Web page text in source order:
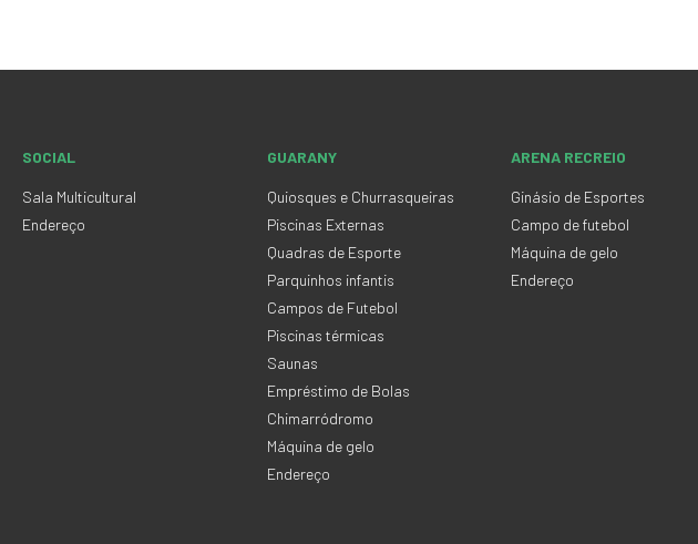
SOCIAL
Sala Multicultural
Endereço
GUARANY
Quiosques e Churrasqueiras
Piscinas Externas
Quadras de Esporte
Parquinhos infantis
Campos de Futebol
Piscinas térmicas
Saunas
Empréstimo de Bolas
Chimarródromo
Máquina de gelo
Endereço
ARENA RECREIO
Ginásio de Esportes
Campo de futebol
Máquina de gelo
Endereço